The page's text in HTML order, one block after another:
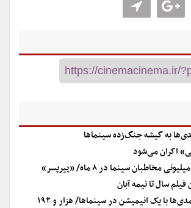
به گیشه جنگ‌زده سینماها
اکران می‌شود
کاهش ۴ میلیونی مخاطبان سینما در ۸ ماه/ «پیرپسر»
سال تا نیمه آبان
رقابت کمدی‌ها با یک انیمیشن در سینماها/ هزار و ۱۹۲